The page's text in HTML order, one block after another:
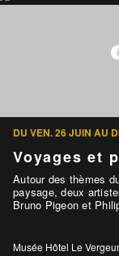
DU VEN. 26 JUIN AU
Voyages et
Autour des thèmes
paysage, deux
Bruno Pigeon et
Musée Hôtel Le Vergeur